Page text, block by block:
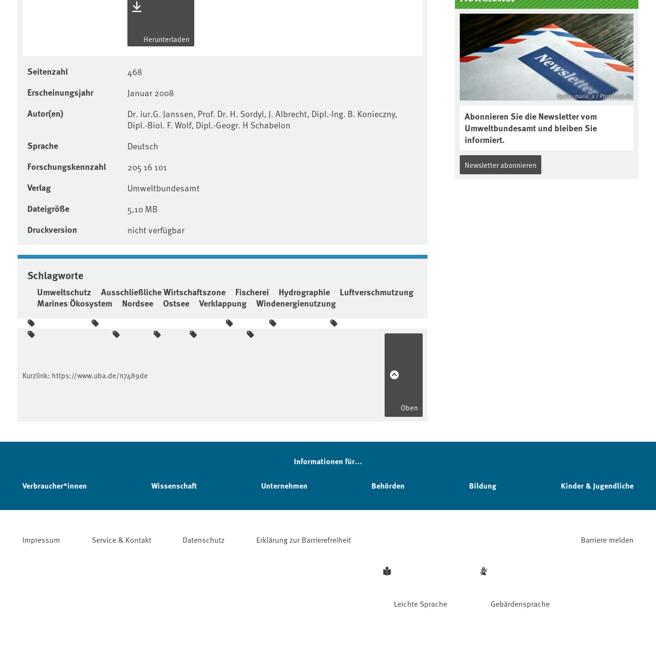
Herunterladen
Seitenzahl 468
Erscheinungsjahr Januar 2008
Autor(en)
Dr. iur.G. Janssen, Prof. Dr. H. Sordyl, J. Albrecht, Dipl.-Ing. B. Konieczny,
Dipl.-Biol. F. Wolf, Dipl.-Geogr. H Schabelon
Sprache Deutsch
Forschungskennzahl 205 16 101
Verlag Umweltbundesamt
Dateigröße 5,10 MB
Druckversion nicht verfügbar
Schlagworte
Umweltschutz Ausschließliche Wirtschaftszone Fischerei Hydrographie
Luftverschmutzung
Marines Ökosystem
Nordsee Ostsee Verklappung Windenergienutzung
Boden des Jahres ausgewählt und
was passiert eigentlich während
eines solchen Bodenjahres? Infos
dazu gibt es im aktuellen Podcast
„Soilcast“. Jetzt reinhören:
https://soilcast.de/interview/sc20
2-interview-die-kuer-der-krume/
Quelle: maria_a / Photocase.de
Abonnieren Sie die Newsletter vom
Umweltbundesamt und bleiben Sie
informiert.
Newsletter abonnieren
Kurzlink: https://www.uba.de/n7489de
Oben
Informationen für...
Verbraucher*innen Wissenschaft Unternehmen Behörden Bildung Kinder & Jugendliche
Impressum Service & Kontakt Datenschutz Erklärung zur Barrierefreiheit
Leichte Sprache Gebärdensprache
Barriere melden